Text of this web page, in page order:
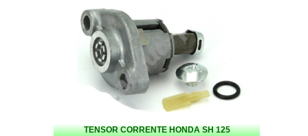
TENSOR CORRENTE HONDA SH 125